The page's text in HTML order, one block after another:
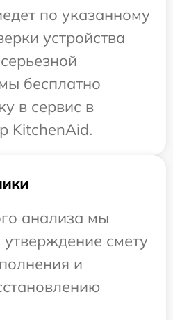
по указанному
устройства
бесплатно
в сервис в
KitchenAid.
анализа мы
смету
и